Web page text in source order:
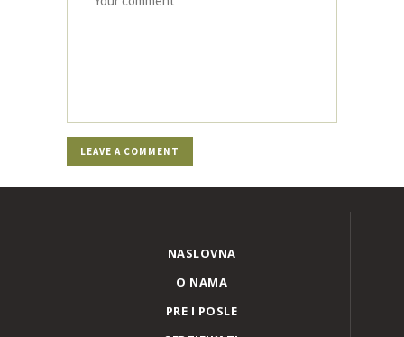
NASLOVNA
O NAMA
PRE I POSLE